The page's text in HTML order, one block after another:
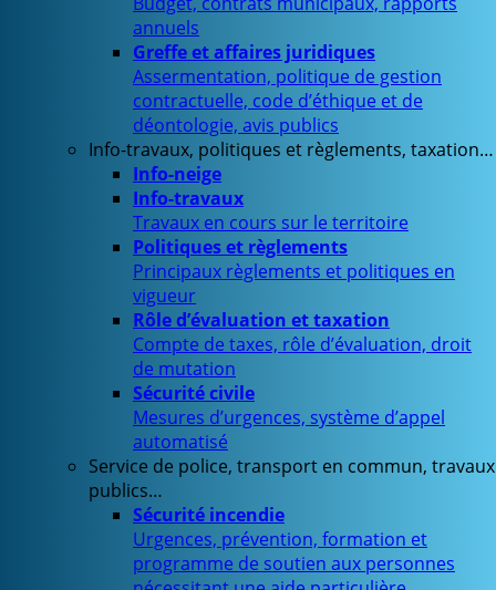
annuels
Greffe et affaires juridiques
Assermentation, politique de gestion
contractuelle, code d’éthique et de
déontologie, avis publics
Info-travaux, politiques et règlements, taxation…
Info-neige
Info-travaux
Travaux en cours sur le territoire
Politiques et règlements
Principaux règlements et politiques en
vigueur
Rôle d’évaluation et taxation
Compte de taxes, rôle d’évaluation, droit
de mutation
Sécurité civile
Mesures d’urgences, système d’appel
automatisé
Service de police, transport en commun, travaux
publics…
Sécurité incendie
Urgences, prévention, formation et
programme de soutien aux personnes